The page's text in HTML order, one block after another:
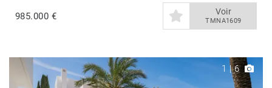
985.000 € Voir
TMNA1609
1 |6